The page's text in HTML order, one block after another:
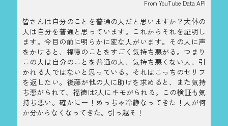
From YouTube Data API
皆さんは自分のことを普通の人だと思いますか？大体の
人は自分を普通と思っています。これからそれを証明し
ます。今目の前に明らかに変な人がいます。その人に声
をかけると、福徳のことをすごく気持ち悪がる。つまり
この人は自分のことを普通の人、気持ち悪くない人、引
かれる人ではないと思っている。それはこっちのセリフ
を返したい。後藤が他の人に助けを求めると、また気持
ち悪がられて、福徳は2人にキモがられる。この検証も気
持ち悪い。確かにー！めっちゃ冷静なってきた！人が何
か分からなくなってきた。引っ越そ！